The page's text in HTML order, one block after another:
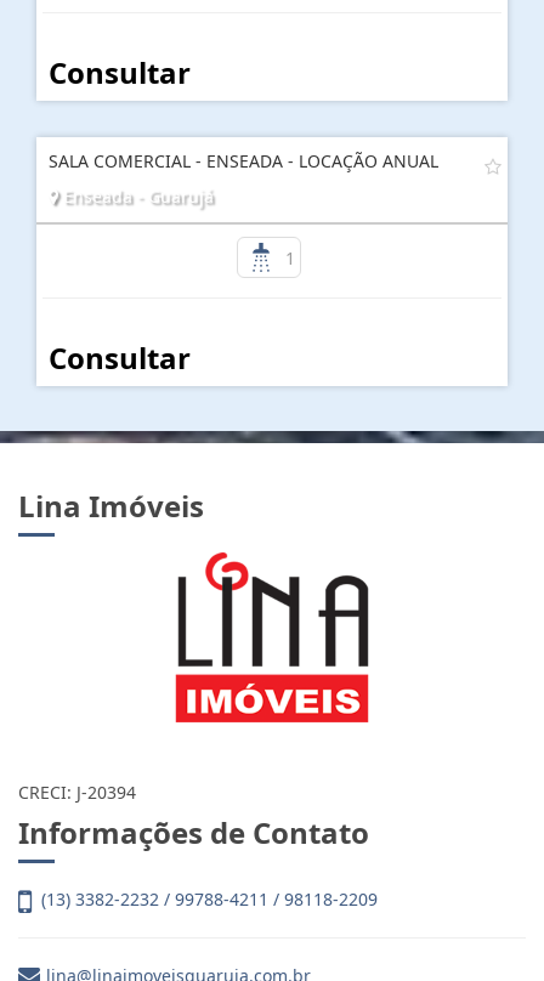
Consultar
SALA COMERCIAL - ENSEADA - LOCAÇÃO ANUAL
Enseada - Guarujá
1
Consultar
Lina Imóveis
CRECI: J-20394
Informações de Contato
(13) 3382-2232 / 99788-4211 / 98118-2209
lina@linaimoveisguaruja.com.br